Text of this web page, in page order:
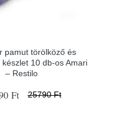
pamut törölköző és
10 db-os Amari
– Restilo
Ft 25790 Ft